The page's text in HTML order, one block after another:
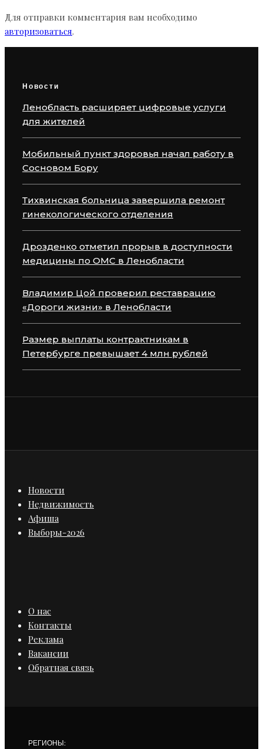
Для отправки комментария вам необходимо
авторизоваться.
Новости
Ленобласть расширяет цифровые услуги
для жителей
Мобильный пункт здоровья начал работу в
Сосновом Бору
Тихвинская больница завершила ремонт
гинекологического отделения
Дрозденко отметил прорыв в доступности
медицины по ОМС в Ленобласти
Владимир Цой проверил реставрацию
«Дороги жизни» в Ленобласти
Размер выплаты контрактникам в
Петербурге превышает 4 млн рублей
Новости
Недвижимость
Афиша
Выборы-2026
О нас
Контакты
Реклама
Вакансии
Обратная связь
РЕГИОНЫ: